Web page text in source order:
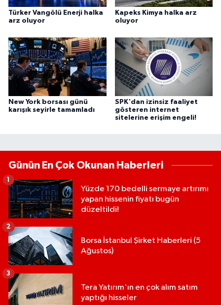
Türker Vangölü Enerji halka
arz oluyor
Kapeks Kimya halka arz
oluyor
New York borsası günü
karışık seyirle tamamladı
SPK'dan izinsiz faaliyet
gösteren internet
sitelerine erişim engeli!
Günün En Çok Okunan Haberleri
Yüzde 170 bedelli sermaye artırımı
yapan hissenin fiyatı bugün
düzeltildi!
1
Borsa İstanbul Şirket Haberleri (5
Ağustos)
2
Tera Yatırım'ın en çok alım satım
yaptığı hisseler
3